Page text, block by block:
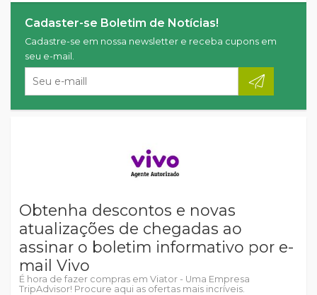
Cadaster-se Boletim de Notícias!
Cadastre-se em nossa newsletter e receba cupons em
seu e-mail.
Obtenha descontos e novas
atualizações de chegadas ao
assinar o boletim informativo por e-
mail Vivo
É hora de fazer compras em Viator - Uma Empresa
TripAdvisor! Procure aqui as ofertas mais incríveis.